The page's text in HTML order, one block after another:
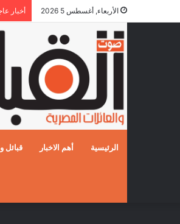
الأربعاء, أغسطس 5 2026 أخبار
الرئيسية أهم الاخبار قبائل